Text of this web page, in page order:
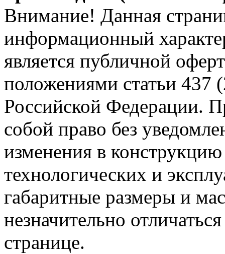
Внимание! Данная
информационный
является публичной
положениями статьи 437
Российской Федерации.
собой право без
изменения в
технологических и
габаритные размеры и
незначительно
странице.